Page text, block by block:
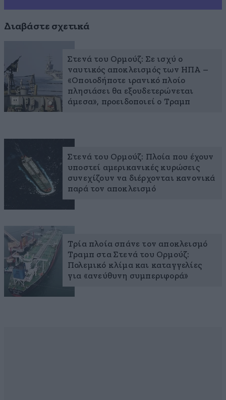
Διαβάστε σχετικά
Στενά του Ορμούζ: Σε ισχύ ο
ναυτικός αποκλεισμός των ΗΠΑ –
«Οποιοδήποτε ιρανικό πλοίο
πλησιάσει θα εξουδετερώνεται
άμεσα», προειδοποιεί ο Τραμπ
Στενά του Ορμούζ: Πλοία που έχουν
υποστεί αμερικανικές κυρώσεις
συνεχίζουν να διέρχονται κανονικά
παρά τον αποκλεισμό
Τρία πλοία σπάνε τον αποκλεισμό
Τραμπ στα Στενά του Ορμούζ:
Πολεμικό κλίμα και καταγγελίες
για «ανεύθυνη συμπεριφορά»